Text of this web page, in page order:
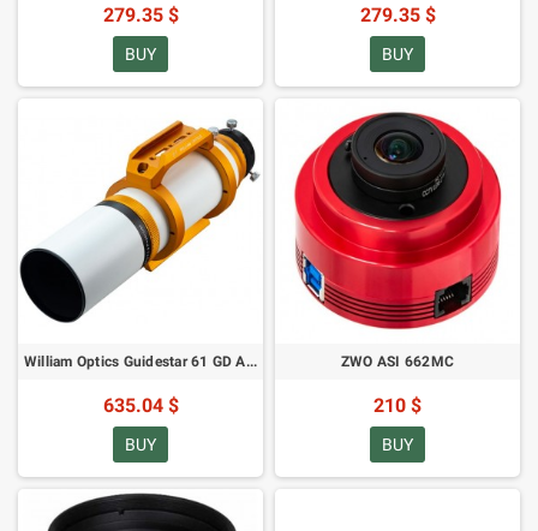
279.35 $
BUY
279.35 $
BUY
William Optics Guidestar 61 GD APO (M-GS61-GD)
635.04 $
BUY
ZWO ASI 662MC
210 $
BUY